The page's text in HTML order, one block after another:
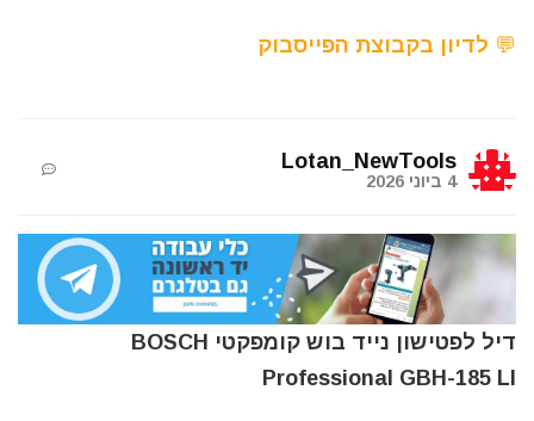
💬 לדיון בקבוצת הפייסבוק
Lotan_NewTools
4 ביוני 2026
דיל לפטישון נייד בוש קומפקטי BOSCH
Professional GBH-185 LI